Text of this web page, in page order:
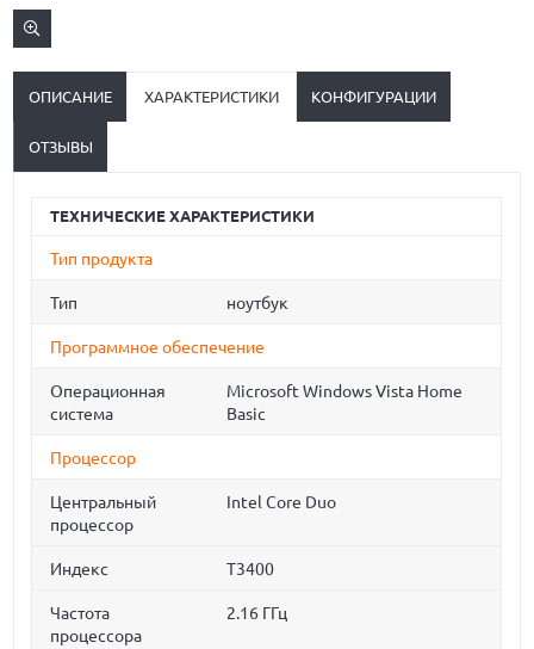
ОПИСАНИЕ ХАРАКТЕРИСТИКИ КОНФИГУРАЦИИ
ОТЗЫВЫ
ТЕХНИЧЕСКИЕ ХАРАКТЕРИСТИКИ
Тип продукта
Тип ноутбук
Программное обеспечение
Операционная
система
Microsoft Windows Vista Home
Basic
Процессор
Центральный
процессор
Intel Core Duo
Индекс T3400
Частота
процессора
2.16 ГГц